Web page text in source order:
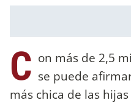
C on más de 2,5
se puede
más chica de las